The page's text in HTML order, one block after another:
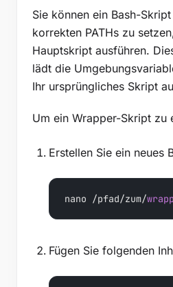
Sie können ein Bash-
korrekten PATHs zu
Hauptskript ausführen.
lädt die
Ihr ursprüngliches Skript
Um ein Wrapper-Skript zu
Erstellen Sie ein neues
nano /pfad/zum/
Fügen Sie folgenden